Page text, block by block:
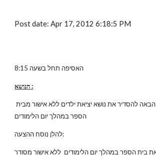
Post date: Apr 17, 2012 6:18:5 PM
האסיפה תחל בשעה 8:15
הנושא :
הצעתה לשל עפרה הבאה להסדיר את נושא יציאת ילדים ללא אישור מבית
הספר במהלך יום הלימודים
להלן נוסח ההצעה: